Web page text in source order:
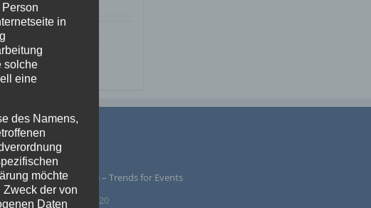
zur
IMPRESSUM
Agentur Rindle – Trends for Events
Prinzendamm 20
in
solche
eine
des Namens,
möchte
Zweck der von
Daten